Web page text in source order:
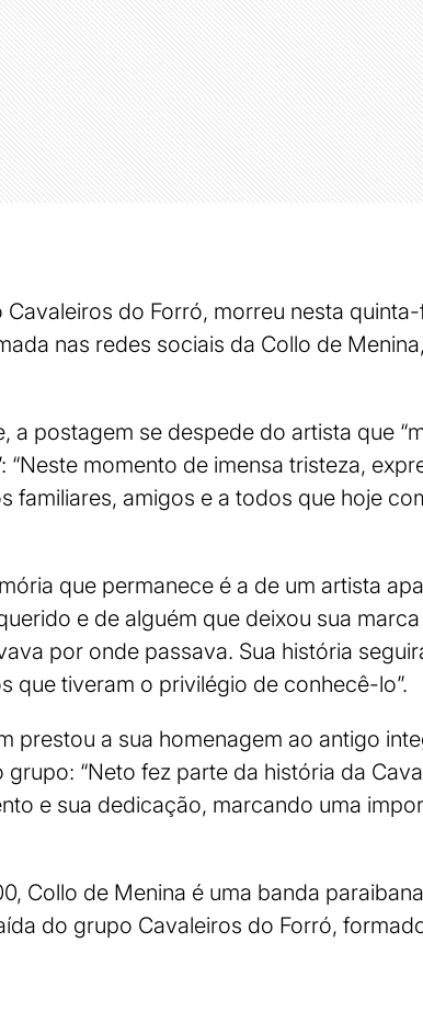
do Forró, morreu nesta
nas redes sociais da Collo de
a postagem se despede do artista que
“Neste momento de imensa tristeza,
familiares, amigos e a todos que hoje
que permanece é a de um artista
e de alguém que deixou sua
por onde passava. Sua história
que tiveram o privilégio de conhecê-lo”.
prestou a sua homenagem ao antigo
“Neto fez parte da história da
e sua dedicação, marcando uma
Collo de Menina é uma banda
do grupo Cavaleiros do Forró,